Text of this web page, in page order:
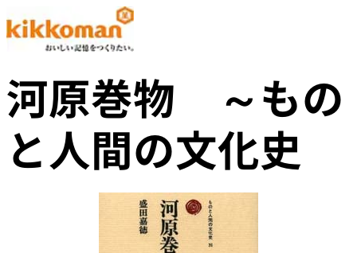
河原巻物 ～もの
と人間の文化史